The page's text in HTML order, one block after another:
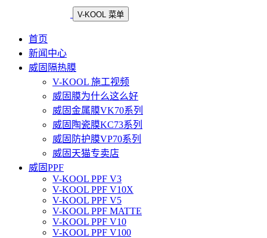
V-KOOL 菜单
首页
新闻中心
威固隔热膜
V-KOOL 施工视频
威固膜为什么这么好
威固金属膜VK70系列
威固陶瓷膜KC73系列
威固防护膜VP70系列
威固天猫专卖店
威固PPF
V-KOOL PPF V3
V-KOOL PPF V10X
V-KOOL PPF V5
V-KOOL PPF MATTE
V-KOOL PPF V10
V-KOOL PPF V100